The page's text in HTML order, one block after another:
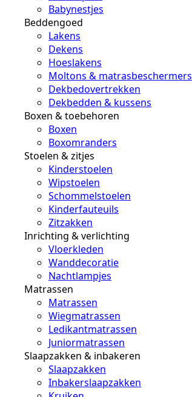
Babynestjes
Beddengoed
Lakens
Dekens
Hoeslakens
Moltons & matrasbeschermers
Dekbedovertrekken
Dekbedden & kussens
Boxen & toebehoren
Boxen
Boxomranders
Stoelen & zitjes
Kinderstoelen
Wipstoelen
Schommelstoelen
Kinderfauteuils
Zitzakken
Inrichting & verlichting
Vloerkleden
Wanddecoratie
Nachtlampjes
Matrassen
Matrassen
Wiegmatrassen
Ledikantmatrassen
Juniormatrassen
Slaapzakken & inbakeren
Slaapzakken
Inbakerslaapzakken